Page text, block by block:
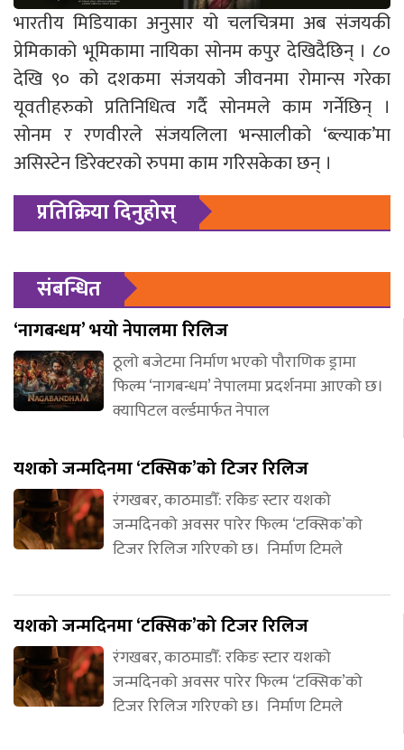
भारतीय मिडियाका अनुसार यो चलचित्रमा अब संजयकी
प्रेमिकाको भूमिकामा नायिका सोनम कपुर देखिदैछिन् । ८०
देखि ९० को दशकमा संजयको जीवनमा रोमान्स गरेका
यूवतीहरुको प्रतिनिधित्व गर्दै सोनमले काम गर्नेछिन् ।
सोनम र रणवीरले संजयलिला भन्सालीको ‘ब्ल्याक’मा
असिस्टेन डिरेक्टरको रुपमा काम गरिसकेका छन् ।
प्रतिक्रिया दिनुहोस्
संबन्धित
‘नागबन्धम’ भयो नेपालमा रिलिज
ठूलो बजेटमा निर्माण भएको पौराणिक ड्रामा
फिल्म ‘नागबन्धम’ नेपालमा प्रदर्शनमा आएको छ।
क्यापिटल वर्ल्डमार्फत नेपाल
यशको जन्मदिनमा ‘टक्सिक’को टिजर रिलिज
रंगखबर, काठमाडौँ: रकिङ स्टार यशको
जन्मदिनको अवसर पारेर फिल्म ‘टक्सिक’को
टिजर रिलिज गरिएको छ। निर्माण टिमले
यशको जन्मदिनमा ‘टक्सिक’को टिजर रिलिज
रंगखबर, काठमाडौँ: रकिङ स्टार यशको
जन्मदिनको अवसर पारेर फिल्म ‘टक्सिक’को
टिजर रिलिज गरिएको छ। निर्माण टिमले